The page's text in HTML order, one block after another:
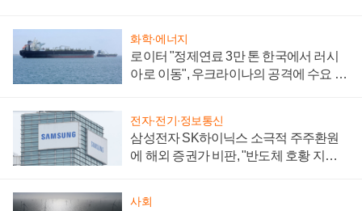
화학·에너지
로이터 "정제연료 3만 톤 한국에서 러시
아로 이동", 우크라이나의 공격에 수요 늘
전자·전기·정보통신
삼성전자 SK하이닉스 소극적 주주환원
에 해외 증권가 비판, "반도체 호황 지속
사회